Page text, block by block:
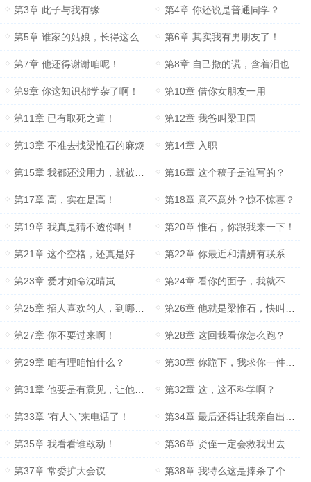
第3章 此子与我有缘 第4章 你还说是普通同学？
第5章 谁家的姑娘，长得这么漂亮 第6章 其实我有男朋友了！
第7章 他还得谢谢咱呢！ 第8章 自己撒的谎，含着泪也要编圆！
第9章 你这知识都学杂了啊！ 第10章 借你女朋友一用
第11章 已有取死之道！ 第12章 我爸叫梁卫国
第13章 不准去找梁惟石的麻烦 第14章 入职
第15章 我都还没用力，就被选上了？ 第16章 这个稿子是谁写的？
第17章 高，实在是高！ 第18章 意不意外？惊不惊喜？
第19章 我真是猜不透你啊！ 第20章 惟石，你跟我来一下！
第21章 这个空格，还真是好有灵性啊！ 第22章 你最近和清妍有联系吗？
第23章 爱才如命沈晴岚 第24章 看你的面子，我就不计较了。
第25章 招人喜欢的人，到哪儿都招人喜欢 第26章 他就是梁惟石，快叫人弄他！
第27章 你不要过来啊！ 第28章 这回我看你怎么跑？
第29章 咱有理咱怕什么？ 第30章 你跪下，我求你一件事！
第31章 他要是有意见，让他过来和我说！ 第32章 这，这不科学啊？
第33章 ‘有人＼’来电话了！ 第34章 最后还得让我亲自出手！
第35章 我看看谁敢动！ 第36章 贤侄一定会救我出去的！
第37章 常委扩大会议 第38章 我特么这是捧杀了个寂寞！